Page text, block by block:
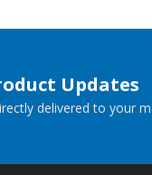
Updates
delivered to your